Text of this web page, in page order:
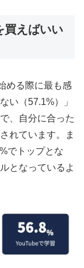
買えばいい
める際に最も感
い（57.1%）」
、自分に合った
れています。ま
でトップとな
となっているよ